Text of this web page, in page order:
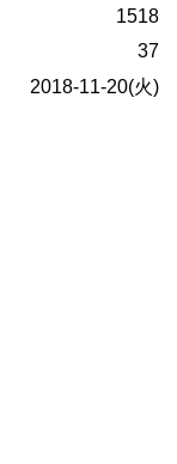
1518
37
2018-11-20(火)